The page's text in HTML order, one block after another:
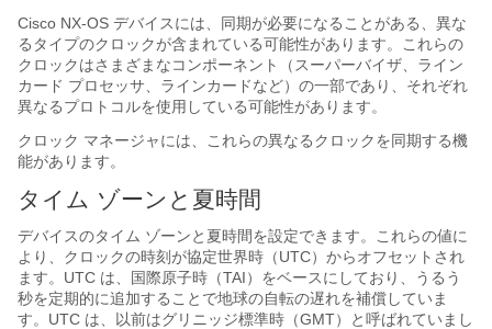
Cisco NX-OS デバイスには、同期が必要になることがある、異な
るタイプのクロックが含まれている可能性があります。これらの
クロックはさまざまなコンポーネント（スーパーバイザ、ライン
カード プロセッサ、ラインカードなど）の一部であり、それぞれ
異なるプロトコルを使用している可能性があります。
クロック マネージャには、これらの異なるクロックを同期する機
能があります。
タイム ゾーンと夏時間
デバイスのタイム ゾーンと夏時間を設定できます。これらの値に
より、クロックの時刻が協定世界時（UTC）からオフセットされ
ます。UTC は、国際原子時（TAI）をベースにしており、うるう
秒を定期的に追加することで地球の自転の遅れを補償していま
す。UTC は、以前はグリニッジ標準時（GMT）と呼ばれていまし